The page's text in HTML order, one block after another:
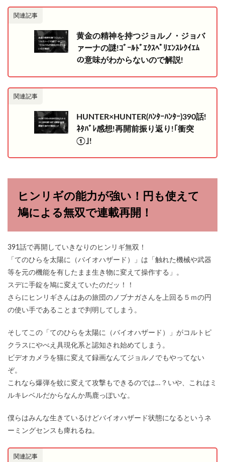
関連記事
黄金の精神を持つジョルノ・ジョバ
ァーナの謎!ｺﾞｰﾙﾄﾞｴｸｽﾍﾟﾘｴﾝｽﾚｸｲｴﾑ
の意味がわからないので解説!
関連記事
HUNTER×HUNTER(ﾊﾝﾀｰﾊﾝﾀｰ)390話!
ﾈﾀﾊﾞﾚ感想!再開前振り返り!｢衝突
①｣!
ヒンリギの能力が強い！円も使えて
鳩による無双で連載再開！
391話で再開していきなりのヒンリギ無双！
「てのひらを太陽に（バイオハザード）」は「触れた機械や武器
等を元の機能を有したまま生き物に変えて操作する」。
スデに手錠を鳩に変えていたのだッ！！
さらにヒンリギさんはあの旅団のノブナガさんを上回る５ｍの円
の使い手であることまで判明してしまう。
そしてこの「てのひらを太陽に（バイオハザード）」がコルトピ
クラスにやべえ具現化系と認知され始めてしまう。
ビデオカメラを猫に変えて録画なんてジョルノでもやってない
ぞ。
これなら爆弾を蚊に変えて攻撃もできるのでは…？いや、これはミ
ルキレベルだからなんか馬鹿っぽいな。
僕らはみんな生きているけどバイオハザード状態になるというネ
ーミングセンスも痺れるね。
関連記事